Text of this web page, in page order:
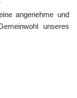
angenehme und
unseres